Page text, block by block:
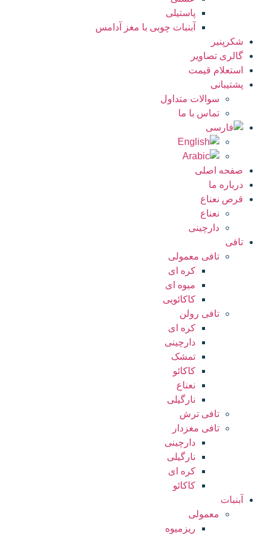
پاستیلی
آبنبات چوبی با مغز آدامس
شکرپنیر
گالری تصاویر
استعلام قیمت
پشتیبانی
سوالات متداول
تماس با ما
صفحه اصلی
درباره ما
قرص نعناع
نعناع
دارچینی
تافی
تافی معمولی
کره ای
میوه ای
کاکائویی
تافی رولن
کره ای
دارچینی
تمشک
کاکائو
نعناع
نارگیلی
تافی ترش
تافی مغزدار
دارچینی
نارگیلی
کره ای
کاکائو
آبنبات
معمولی
ریزمیوه